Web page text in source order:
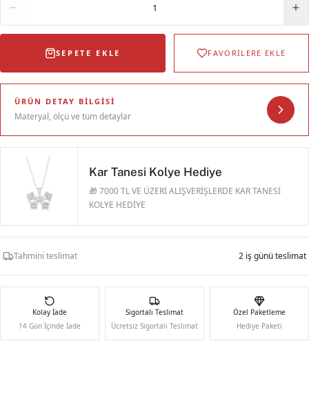
1
SEPETE EKLE FAVORİLERE EKLE
ÜRÜN DETAY BILGISI
Materyal, ölçü ve tüm detaylar
Kar Tanesi Kolye Hediye
🎁 7000 TL VE ÜZERİ ALIŞVERİŞLERDE KAR TANESİ
KOLYE HEDİYE
Tahmini teslimat 2 iş günü teslimat
Kolay İade
14 Gün İçinde İade
Sigortalı Teslimat
Ücretsiz Sigortalı Teslimat
Özel Paketleme
Hediye Paketi